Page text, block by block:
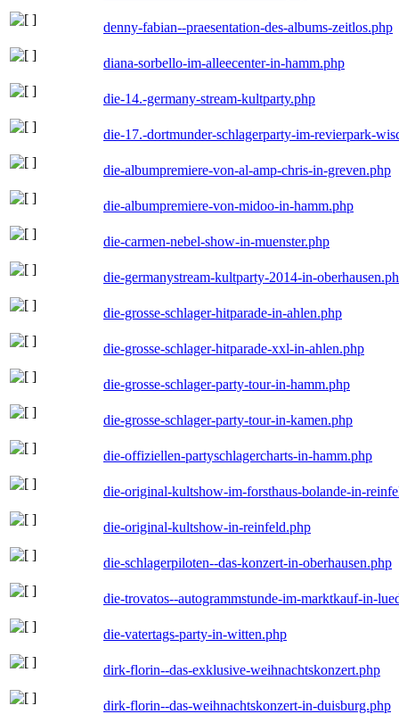
denny-fabian--praesentation-des-albums-zeitlos.php
diana-sorbello-im-alleecenter-in-hamm.php
die-14.-germany-stream-kultparty.php
die-17.-dortmunder-schlagerparty-im-revierpark-
die-albumpremiere-von-al-amp-chris-in-greven.php
die-albumpremiere-von-midoo-in-hamm.php
die-carmen-nebel-show-in-muenster.php
die-germanystream-kultparty-2014-in-
die-grosse-schlager-hitparade-in-ahlen.php
die-grosse-schlager-hitparade-xxl-in-ahlen.php
die-grosse-schlager-party-tour-in-hamm.php
die-grosse-schlager-party-tour-in-kamen.php
die-offiziellen-partyschlagercharts-in-hamm.php
die-original-kultshow-im-forsthaus-bolande-in-
die-original-kultshow-in-reinfeld.php
die-schlagerpiloten--das-konzert-in-oberhausen.php
die-trovatos--autogrammstunde-im-marktkauf-in-
die-vatertags-party-in-witten.php
dirk-florin--das-exklusive-weihnachtskonzert.php
dirk-florin--das-weihnachtskonzert-in-duisburg.php